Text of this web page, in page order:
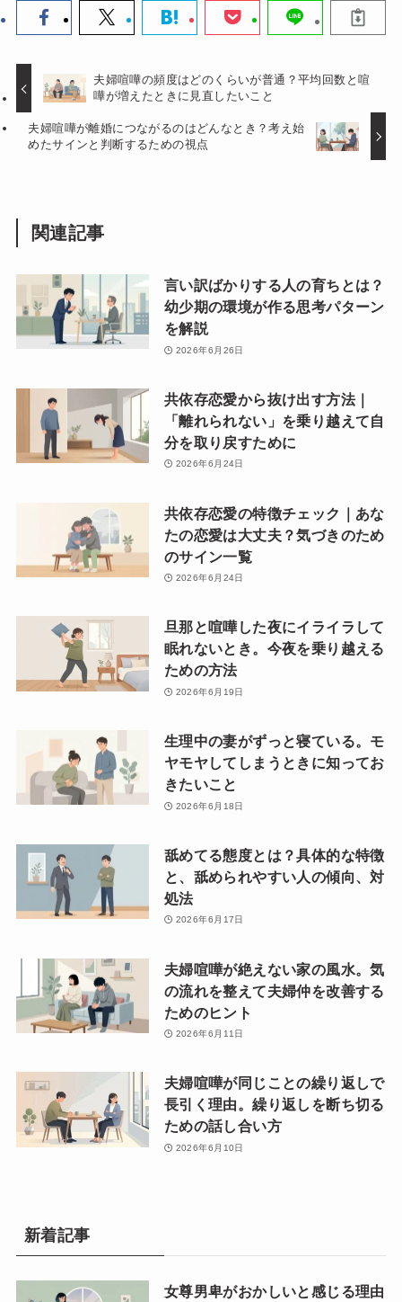
夫婦喧嘩の頻度はどのくらいが普通？平均回数と喧
嘩が増えたときに見直したいこと
夫婦喧嘩が離婚につながるのはどんなとき？考え始
めたサインと判断するための視点
関連記事
言い訳ばかりする人の育ちとは？
幼少期の環境が作る思考パターン
を解説
2026年6月26日
共依存恋愛から抜け出す方法｜
「離れられない」を乗り越えて自
分を取り戻すために
2026年6月24日
共依存恋愛の特徴チェック｜あな
たの恋愛は大丈夫？気づきのため
のサイン一覧
2026年6月24日
旦那と喧嘩した夜にイライラして
眠れないとき。今夜を乗り越える
ための方法
2026年6月19日
生理中の妻がずっと寝ている。モ
ヤモヤしてしまうときに知ってお
きたいこと
2026年6月18日
舐めてる態度とは？具体的な特徴
と、舐められやすい人の傾向、対
処法
2026年6月17日
夫婦喧嘩が絶えない家の風水。気
の流れを整えて夫婦仲を改善する
ためのヒント
2026年6月11日
夫婦喧嘩が同じことの繰り返しで
長引く理由。繰り返しを断ち切る
ための話し合い方
2026年6月10日
新着記事
女尊男卑がおかしいと感じる理由